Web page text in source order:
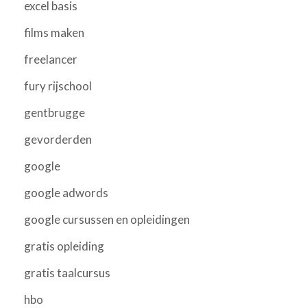
excel basis
films maken
freelancer
fury rijschool
gentbrugge
gevorderden
google
google adwords
google cursussen en opleidingen
gratis opleiding
gratis taalcursus
hbo